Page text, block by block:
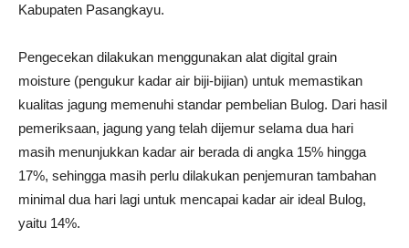
Kabupaten Pasangkayu.
Pengecekan dilakukan menggunakan alat digital grain
moisture (pengukur kadar air biji-bijian) untuk memastikan
kualitas jagung memenuhi standar pembelian Bulog. Dari hasil
pemeriksaan, jagung yang telah dijemur selama dua hari
masih menunjukkan kadar air berada di angka 15% hingga
17%, sehingga masih perlu dilakukan penjemuran tambahan
minimal dua hari lagi untuk mencapai kadar air ideal Bulog,
yaitu 14%.